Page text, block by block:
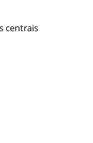
centrais